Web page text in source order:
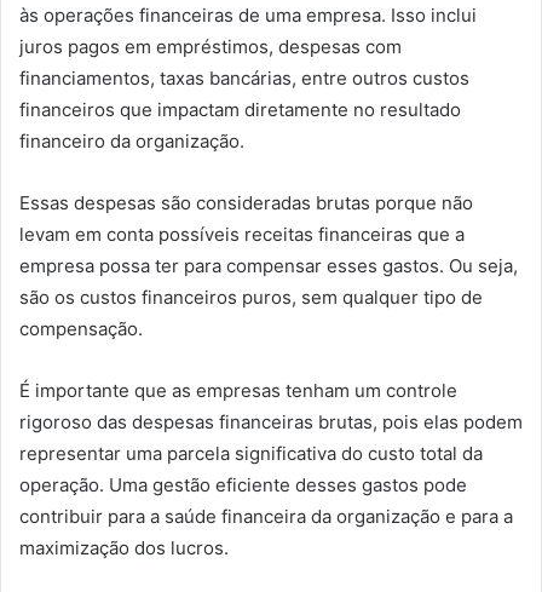
às operações financeiras de uma empresa. Isso inclui
juros pagos em empréstimos, despesas com
financiamentos, taxas bancárias, entre outros custos
financeiros que impactam diretamente no resultado
financeiro da organização.
Essas despesas são consideradas brutas porque não
levam em conta possíveis receitas financeiras que a
empresa possa ter para compensar esses gastos. Ou seja,
são os custos financeiros puros, sem qualquer tipo de
compensação.
É importante que as empresas tenham um controle
rigoroso das despesas financeiras brutas, pois elas podem
representar uma parcela significativa do custo total da
operação. Uma gestão eficiente desses gastos pode
contribuir para a saúde financeira da organização e para a
maximização dos lucros.